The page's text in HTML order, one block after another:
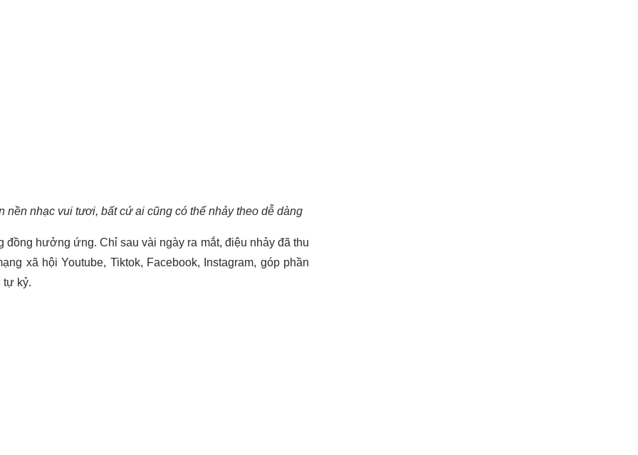
nền nhạc vui tươi, bất cứ ai cũng có thể nhảy theo dễ dàng
hưởng ứng. Chỉ sau vài ngày ra mắt, điệu nhảy đã thu
xã hội Youtube, Tiktok, Facebook, Instagram, góp phần
tự kỷ.